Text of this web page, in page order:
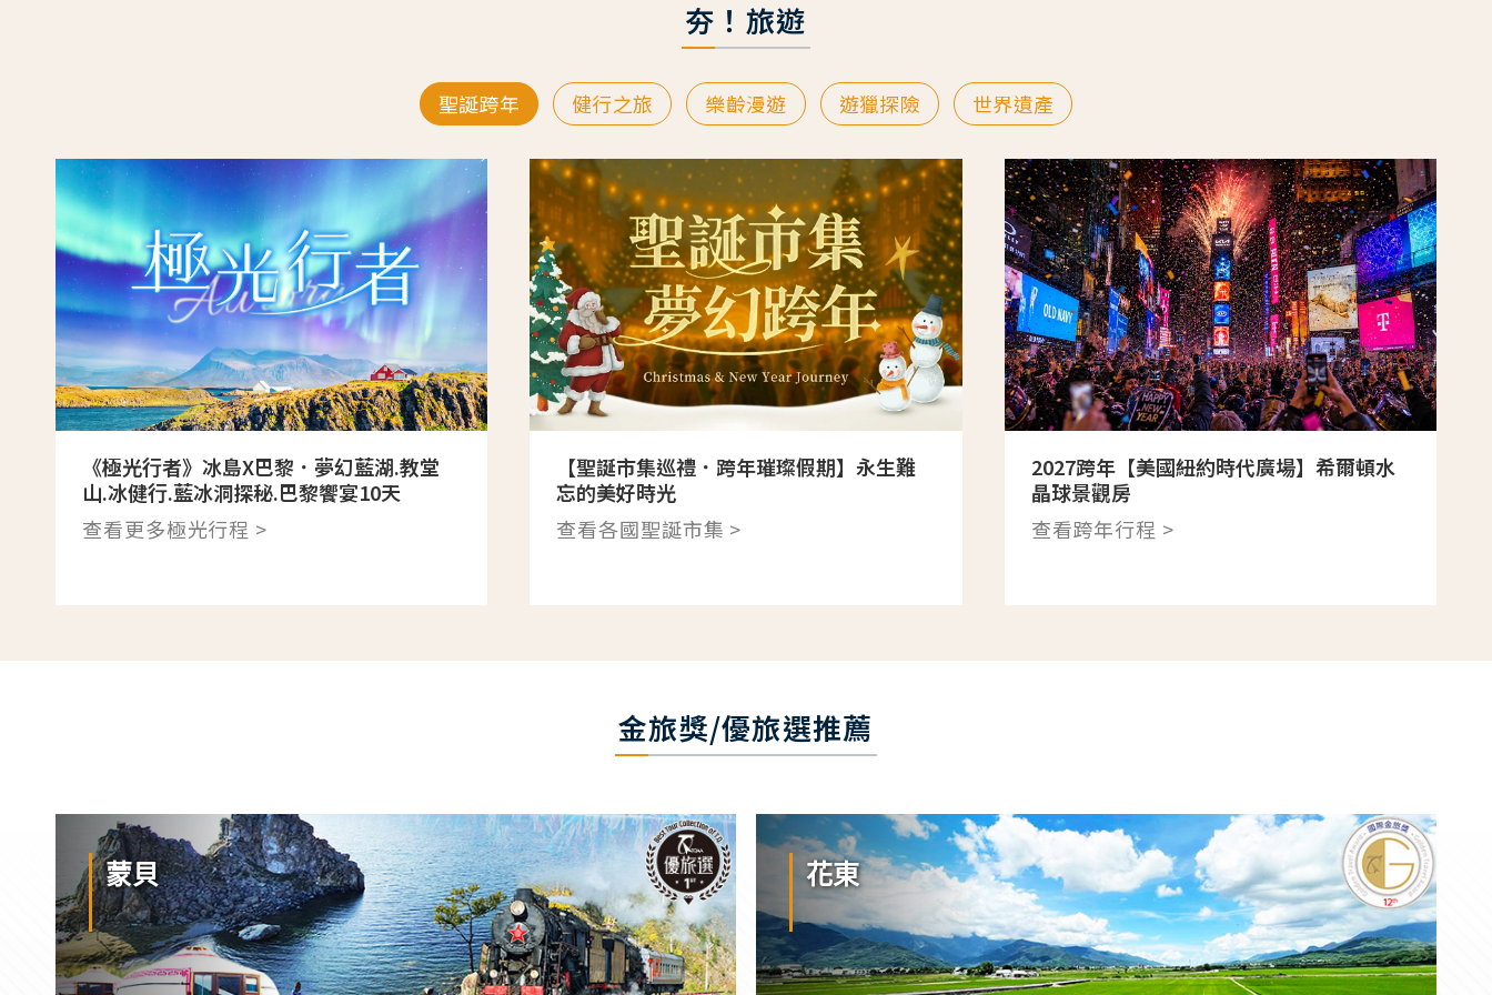
夯！旅遊
聖誕跨年 健行之旅 樂齡漫遊 遊獵探險 世界遺產
《極光行者》冰島X巴黎．夢幻藍湖.教堂
山.冰健行.藍冰洞探秘.巴黎饗宴10天
查看更多極光行程 >
【聖誕市集巡禮．跨年璀璨假期】永生難
忘的美好時光
查看各國聖誕市集 >
2027跨年【美國紐約時代廣場】希爾頓水
晶球景觀房
查看跨年行程 >
金旅獎/優旅選推薦
蒙貝 花東